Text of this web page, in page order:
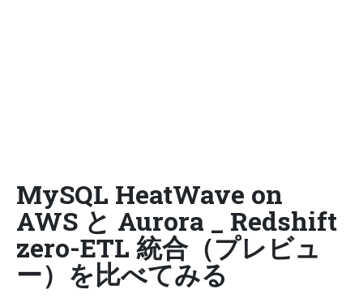
MySQL HeatWave on
AWS と Aurora _ Redshift
zero-ETL 統合（プレビュ
ー）を比べてみる